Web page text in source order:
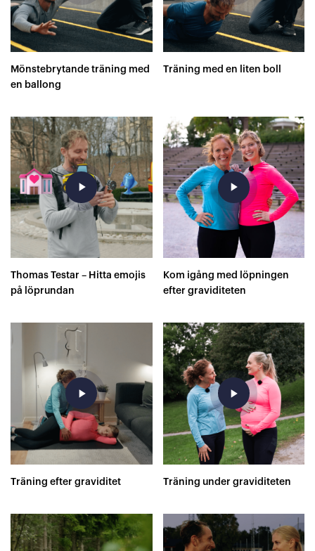
Mönstebrytande träning med
en ballong
Träning med en liten boll
play_arrow
Thomas Testar – Hitta emojis
på löprundan
play_arrow
Kom igång med löpningen
efter graviditeten
play_arrow
Träning efter graviditet
play_arrow
Träning under graviditeten